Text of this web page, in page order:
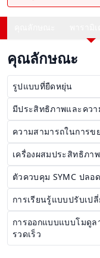
คุณลักษณะ
รูปแบบที่ยืดหยุ่น
มีประสิทธิภาพและควา
ความสามารถในการข
เครื่องผสมประสิทธิภา
ตัวควบคุม SYMC ปลอ
การเรียนรู้แบบปรับเป
การออกแบบแบบโมดู
รวดเร็ว